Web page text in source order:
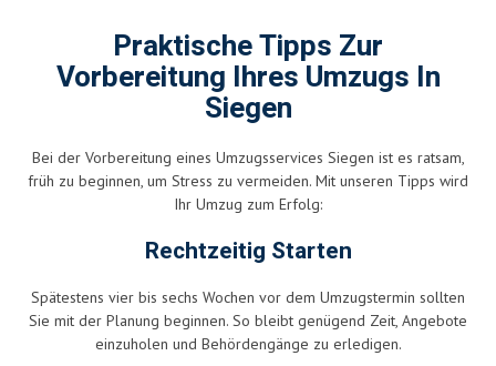
Praktische Tipps Zur
Vorbereitung Ihres Umzugs In
Siegen
Bei der Vorbereitung eines Umzugsservices Siegen ist es ratsam,
früh zu beginnen, um Stress zu vermeiden. Mit unseren Tipps wird
Ihr Umzug zum Erfolg:
Rechtzeitig Starten
Spätestens vier bis sechs Wochen vor dem Umzugstermin sollten
Sie mit der Planung beginnen. So bleibt genügend Zeit, Angebote
einzuholen und Behördengänge zu erledigen.